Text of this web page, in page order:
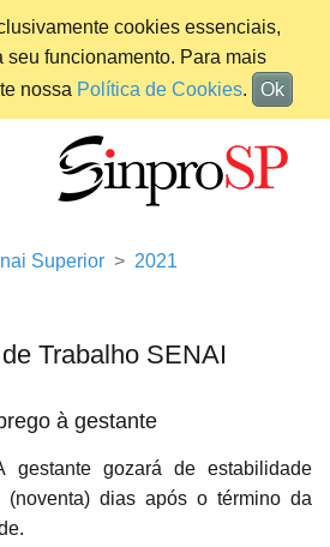
cookies essenciais,
seu funcionamento. Para mais
nossa Política de Cookies. Ok
Superior
2021
Trabalho SENAI
à gestante
gestante gozará de estabilidade
(noventa) dias após o término da